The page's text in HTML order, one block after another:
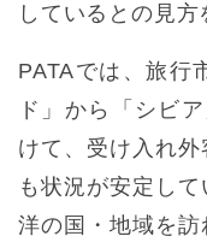
しているとの見方
PATAでは、旅行
ド」から「シビ
けて、受け入れ
も状況が安定し
洋の国・地域を訪